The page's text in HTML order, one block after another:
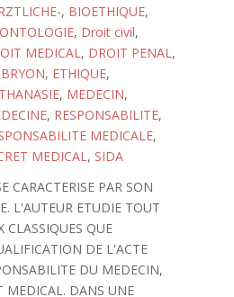
, BIOETHIQUE,
, Droit civil,
MEDICAL, DROIT PENAL,
, ETHIQUE,
, MEDECIN,
, RESPONSABILITE,
MEDICALE,
MEDICAL, SIDA
CARACTERISE PAR SON
L'AUTEUR ETUDIE TOUT
CLASSIQUES QUE
DE L'ACTE
DU MEDECIN,
MEDICAL. DANS UNE